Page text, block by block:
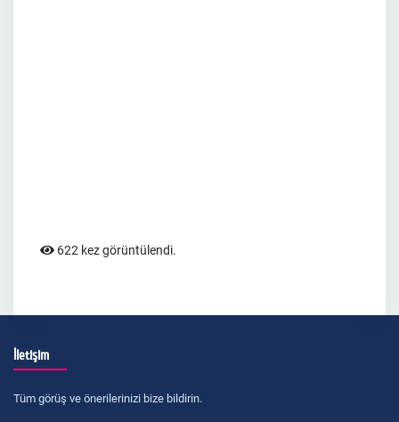
622 kez görüntülendi.
İletişim
Tüm görüş ve önerilerinizi bize bildirin.